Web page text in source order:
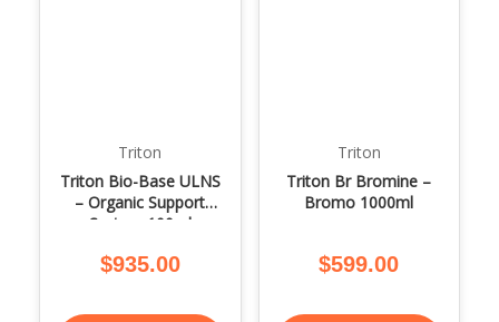
Triton
Triton Bio-Base ULNS
– Organic Support
System 100ml
$935.00
Triton
Triton Br Bromine –
Bromo 1000ml
$599.00